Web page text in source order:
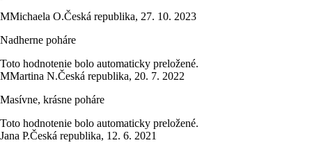
MMichaela O.Česká republika, 27. 10. 2023
Nadherne poháre
Toto hodnotenie bolo automaticky preložené.
MMartina N.Česká republika, 20. 7. 2022
Masívne, krásne poháre
Toto hodnotenie bolo automaticky preložené.
Jana P.Česká republika, 12. 6. 2021